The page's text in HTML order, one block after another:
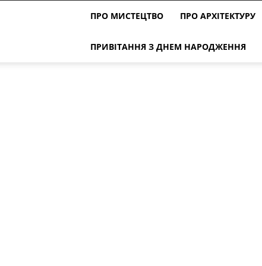
ПРО МИСТЕЦТВО ПРО АРХІТЕКТУРУ
ПРИВІТАННЯ З ДНЕМ НАРОДЖЕННЯ